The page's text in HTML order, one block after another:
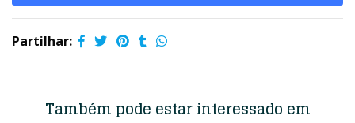
Partilhar:
Também pode estar interessado em